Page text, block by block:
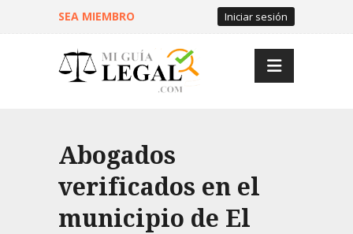
SEA MIEMBRO Iniciar sesión
Abogados
verificados en el
municipio de El